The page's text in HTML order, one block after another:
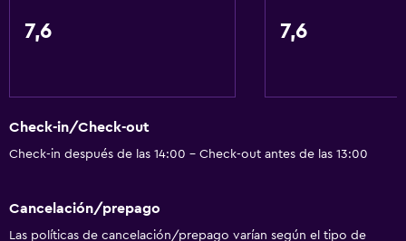
7,6 7,6
Check-in/Check-out
Check-in después de las 14:00 - Check-out antes de las 13:00
Cancelación/prepago
Las políticas de cancelación/prepago varían según el tipo de